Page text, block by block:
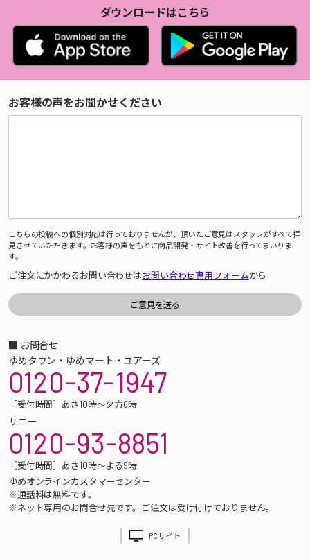
ダウンロードはこちら
お客様の声をお聞かせください
こちらの投稿への個別対応は行っておりませんが、頂いたご意見はスタッフがすべて拝
見させていただきます。お客様の声をもとに商品開発・サイト改善を行ってまいりま
す。
ご注文にかかわるお問い合わせはお問い合わせ専用フォームから
■ お問合せ
ゆめタウン・ゆめマート・ユアーズ
0120-37-1947
［受付時間］あさ10時～夕方6時
サニー
0120-93-8851
［受付時間］あさ10時～よる9時
ゆめオンラインカスタマーセンター
※通話料は無料です。
※ネット専用のお問合せ先です。ご注文は受け付けておりません。
PCサイト